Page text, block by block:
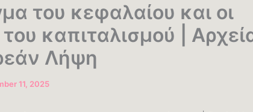
του κεφαλαίου και οι
του καπιταλισμού |
Λήψη
11, 2025